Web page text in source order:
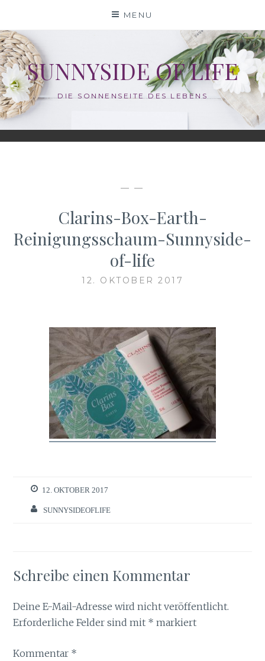
content
MENU
SUNNYSIDE OF LIFE
DIE SONNENSEITE DES LEBENS
— —
Clarins-Box-Earth-
Reinigungsschaum-Sunnyside-
of-life
12. OKTOBER 2017
12. OKTOBER 2017
SUNNYSIDEOFLIFE
Schreibe einen Kommentar
Deine E-Mail-Adresse wird nicht veröffentlicht.
Erforderliche Felder sind mit * markiert
Kommentar *